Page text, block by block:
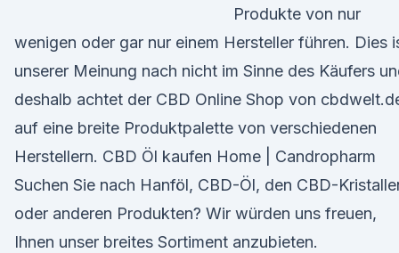
Produkte von nur
wenigen oder gar nur einem Hersteller führen. Dies
unserer Meinung nach nicht im Sinne des Käufers
deshalb achtet der CBD Online Shop von
auf eine breite Produktpalette von verschiedenen
Herstellern. CBD Öl kaufen Home | Candropharm
Suchen Sie nach Hanföl, CBD-Öl, den CBD-
oder anderen Produkten? Wir würden uns freuen,
Ihnen unser breites Sortiment anzubieten.